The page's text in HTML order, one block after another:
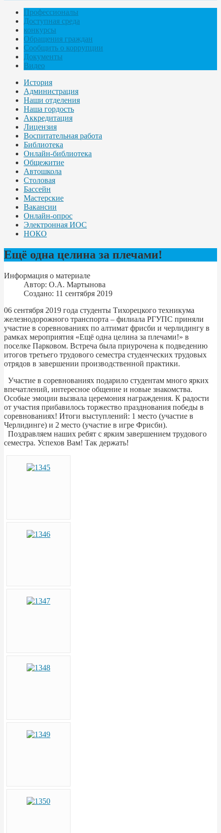
Профессионалы
Доступная среда
конкурсы
Обращения граждан
Сообщить о коррупции
Документы
Видео
История
Администрация
Наши отделения
Наша гордость
Аккредитация
Лицензия
Воспитательная работа
Библиотека
Онлайн-библиотека
Общежитие
Автошкола
Столовая
Бассейн
Мастерские
Вакансии
Онлайн-опрос
Электронная ИОС
НОКО
Ещё одна целина за плечами!
Информация о материале
Автор: О.А. Мартынова
Создано: 11 сентября 2019
06 сентября 2019 года студенты Тихорецкого техникума
железнодорожного транспорта – филиала РГУПС приняли
участие в соревнованиях по алтимат фрисби и черлидингу в
рамках мероприятия «Ещё одна целина за плечами!» в
поселке Парковом. Встреча была приурочена к подведению
итогов третьего трудового семестра студенческих трудовых
отрядов в завершении производственной практики.
Участие в соревнованиях подарило студентам много ярких
впечатлений, интересное общение и новые знакомства.
Особые эмоции вызвала церемония награждения. К радости
от участия прибавилось торжество празднования победы в
соревнованиях! Итоги выступлений: 1 место (участие в
Черлидинге) и 2 место (участие в игре Фрисби).
Поздравляем наших ребят с ярким завершением трудового
семестра. Успехов Вам! Так держать!